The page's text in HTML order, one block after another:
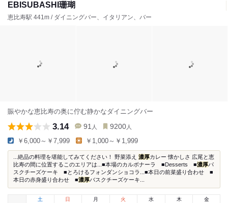
EBISUBASHI珊瑚
恵比寿駅 441m / ダイニングバー、イタリアン、バー
賑やかな恵比寿の奥に佇む静かなダイニングバー
3.14 91 人 9200 人
￥6,000～￥7,999 ￥1,000～￥1,999
...絶品の料理を堪能してみてください！ 野菜添え 濃厚カレー 懐かしさ 広尾と恵
比寿の間に位置するこのエリアは...■本場のカルボナーラ ■Desserts ■濃厚パ
スクチーズケーキ ■とろけるフォンダンショコラ...■本日の前菜盛り合わせ ■
本日の赤身盛り合わせ ■濃厚バスクチーズケーキ...
土
日 月 火 水 木 金